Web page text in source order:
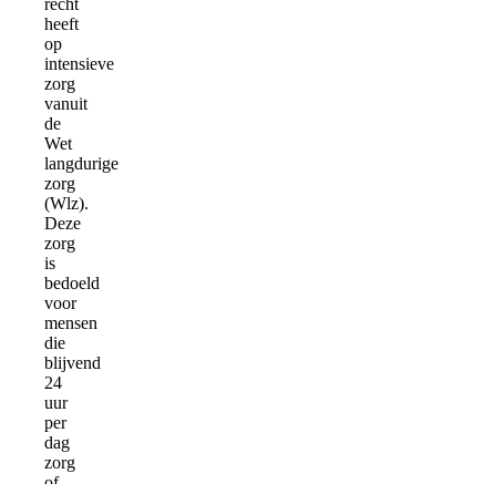
recht
heeft
op
intensieve
zorg
vanuit
de
Wet
langdurige
zorg
(Wlz).
Deze
zorg
is
bedoeld
voor
mensen
die
blijvend
24
uur
per
dag
zorg